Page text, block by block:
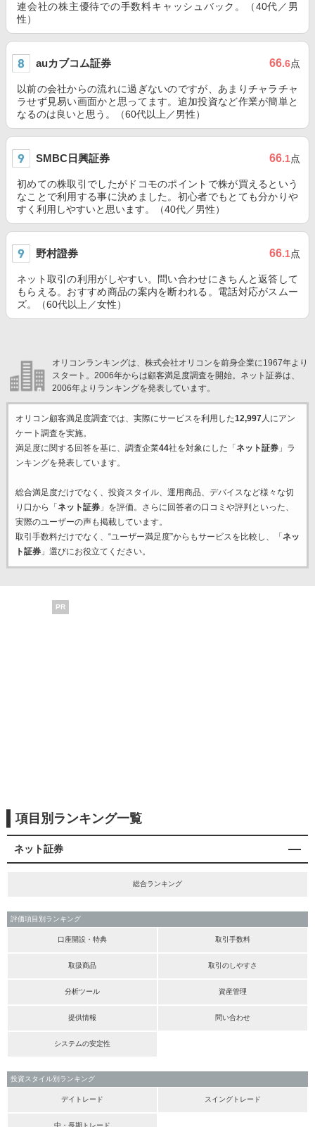
連会社の株主優待での手数料キャッシュバック。（40代／男
性）
auカブコム証券 66.6点
以前の会社からの流れに過ぎないのですが、あまりチャラチャ
ラせず見易い画面かと思ってます。追加投資など作業が簡単と
なるのは良いと思う。（60代以上／男性）
SMBC日興証券 66.1点
初めての株取引でしたがドコモのポイントで株が買えるという
なことで利用する事に決めました。初心者でもとても分かりや
すく利用しやすいと思います。（40代／男性）
野村證券 66.1点
ネット取引の利用がしやすい。問い合わせにきちんと返答して
もらえる。おすすめ商品の案内を断われる。電話対応がスムー
ズ。（60代以上／女性）
オリコンランキングは、株式会社オリコンを前身企業に1967年より
スタート。2006年からは顧客満足度調査を開始。ネット証券は、
2006年よりランキングを発表しています。
オリコン顧客満足度調査では、実際にサービスを利用した12,997人にアン
ケート調査を実施。
満足度に関する回答を基に、調査企業44社を対象にした「 ネット証券」ラ
ンキングを発表しています。
総合満足度だけでなく、投資スタイル、運用商品、デバイスなど様々な切
り口から「 ネット証券」を評価。さらに回答者の口コミや評判といった、
実際のユーザーの声も掲載しています。
取引手数料だけでなく、“ユーザー満足度”からもサービスを比較し、「 ネッ
ト証券」選びにお役立てください。
PR
項目別ランキング一覧
ネット証券
総合ランキング
評価項目別ランキング
口座開設・特典 取引手数料
取扱商品 取引のしやすさ
分析ツール 資産管理
提供情報 問い合わせ
システムの安定性
投資スタイル別ランキング
デイトレード スイングトレード
中・長期トレード